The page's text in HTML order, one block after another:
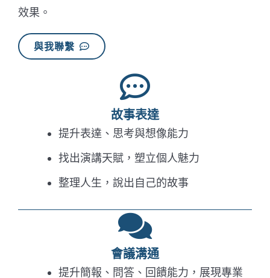
效果。
與我聯繫
故事表達
提升表達、思考與想像能力
找出演講天賦，塑立個人魅力
整理人生，說出自己的故事
會議溝通
提升簡報、問答、回饋能力，展現專業